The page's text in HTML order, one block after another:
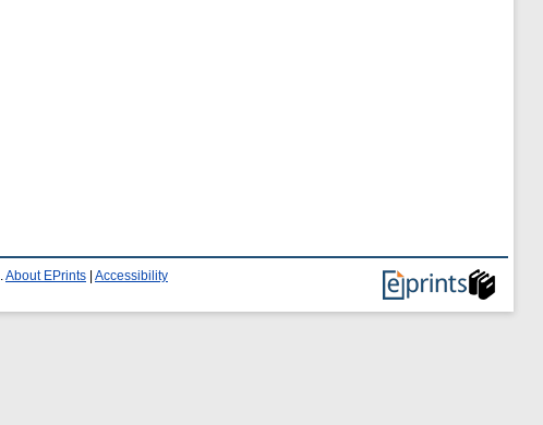
About EPrints Accessibility